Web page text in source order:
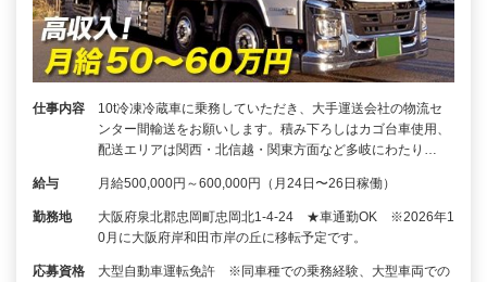
仕事内容
10t冷凍冷蔵車に乗務していただき、大手運送会社の物流セ
ンター間輸送をお願いします。積み下ろしはカゴ台車使用、
配送エリアは関西・北信越・関東方面など多岐にわたり…
給与 月給500,000円～600,000円（月24日〜26日稼働）
勤務地
大阪府泉北郡忠岡町忠岡北1-4-24 ★車通勤OK ※2026年1
0月に大阪府岸和田市岸の丘に移転予定です。
応募資格
大型自動車運転免許 ※同車種での乗務経験、大型車両での